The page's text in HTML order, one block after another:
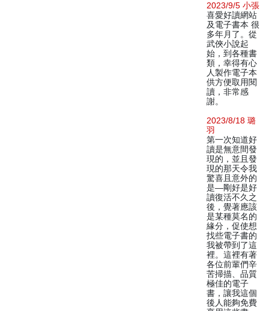
2023/9/5 小張
喜愛好讀網站
及電子書本 很
多年月了。從
武俠小說起
始，到各種書
類，幸得有心
人製作電子本
供方便取用閱
讀，非常感
謝。
2023/8/18 璐
羽
第一次知道好
讀是無意間發
現的，並且發
現的那天令我
驚喜且意外的
是—剛好是好
讀復活不久之
後，覺著應該
是某種莫名的
緣分，促使想
找些電子書的
我被帶到了這
裡。這裡有著
各位前輩們辛
苦掃描、品質
極佳的電子
書，讓我這個
後人能夠免費